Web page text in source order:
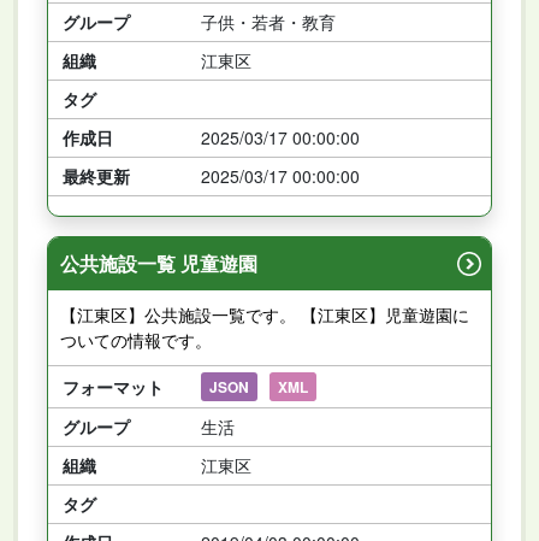
グループ
子供・若者・教育
組織
江東区
タグ
作成日
2025/03/17 00:00:00
最終更新
2025/03/17 00:00:00
公共施設一覧 児童遊園
【江東区】公共施設一覧です。 【江東区】児童遊園に
ついての情報です。
フォーマット
JSON XML
グループ
生活
組織
江東区
タグ